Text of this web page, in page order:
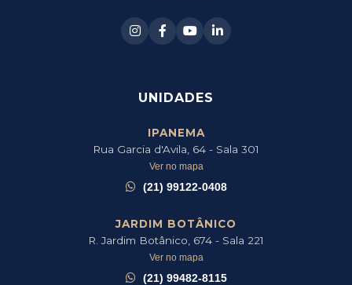
UNIDADES
IPANEMA
Rua Garcia d'Avila, 64 - Sala 301
Ver no mapa
(21) 99122-0408
JARDIM BOTÂNICO
R. Jardim Botânico, 674 - Sala 221
Ver no mapa
(21) 99482-8115